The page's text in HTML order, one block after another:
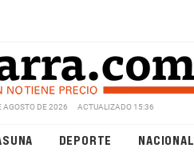
AGOSTO DE 2026 ACTUALIZADO 15:36
DEPORTE NACIONAL